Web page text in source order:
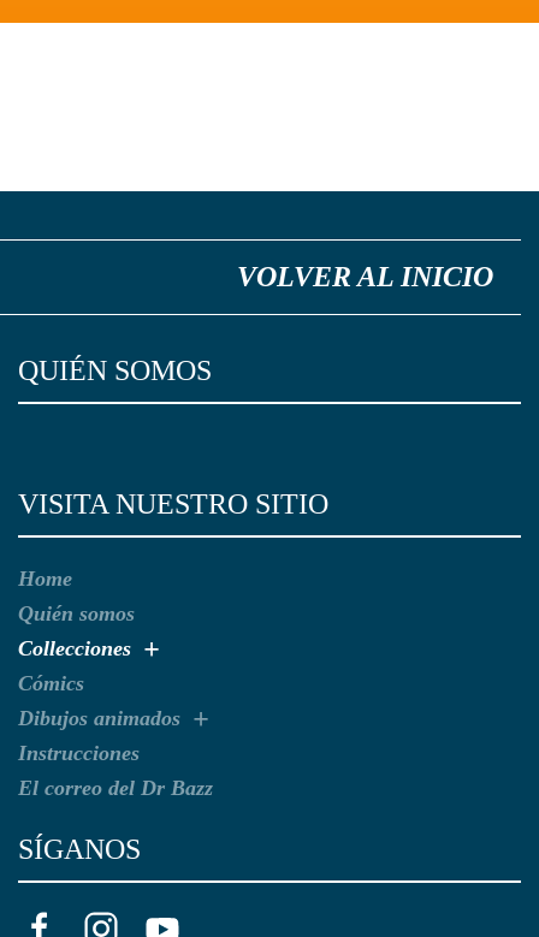
VOLVER AL INICIO
QUIÉN SOMOS
VISITA NUESTRO SITIO
Home
Quién somos
Collecciones
Cómics
Dibujos animados
Instrucciones
El correo del Dr Bazz
SÍGANOS